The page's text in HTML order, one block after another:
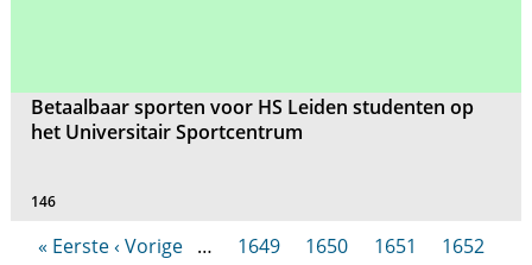
Betaalbaar sporten voor HS Leiden studenten op
het Universitair Sportcentrum
146
« Eerste ‹ Vorige … 1649 1650 1651
1652